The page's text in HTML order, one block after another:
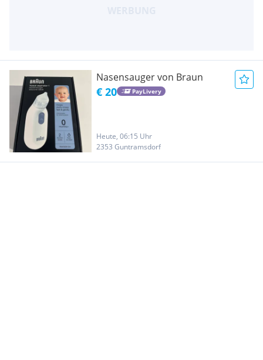
Nasensauger von Braun
€ 20 PayLivery
Heute, 06:15 Uhr
2353 Guntramsdorf